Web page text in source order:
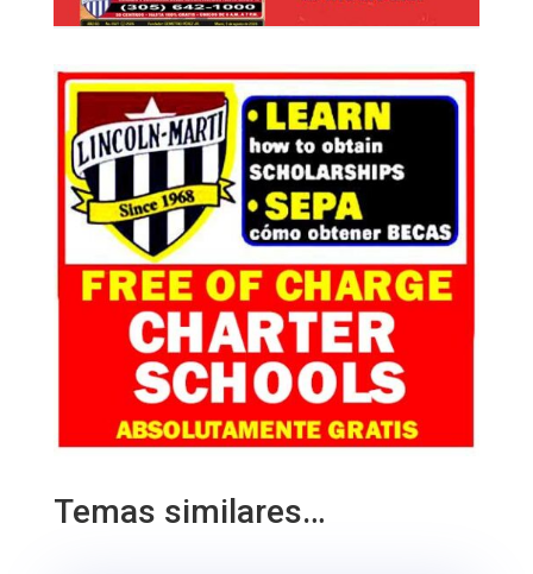
Temas similares…